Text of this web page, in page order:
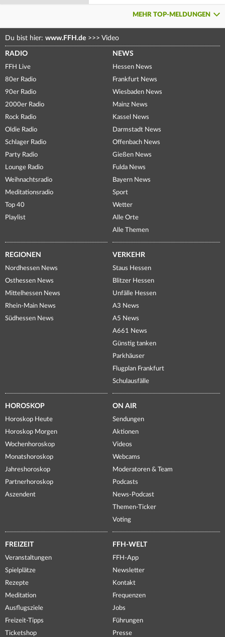
MEHR TOP-MELDUNGEN
Du bist hier: www.FFH.de >>> Video
RADIO
FFH Live
80er Radio
90er Radio
2000er Radio
Rock Radio
Oldie Radio
Schlager Radio
Party Radio
Lounge Radio
Weihnachtsradio
Meditationsradio
Top 40
Playlist
NEWS
Hessen News
Frankfurt News
Wiesbaden News
Mainz News
Kassel News
Darmstadt News
Offenbach News
Gießen News
Fulda News
Bayern News
Sport
Wetter
Alle Orte
Alle Themen
REGIONEN
Nordhessen News
Osthessen News
Mittelhessen News
Rhein-Main News
Südhessen News
VERKEHR
Staus Hessen
Blitzer Hessen
Unfälle Hessen
A3 News
A5 News
A661 News
Günstig tanken
Parkhäuser
Flugplan Frankfurt
Schulausfälle
HOROSKOP
Horoskop Heute
Horoskop Morgen
Wochenhoroskop
Monatshoroskop
Jahreshoroskop
Partnerhoroskop
Aszendent
ON AIR
Sendungen
Aktionen
Videos
Webcams
Moderatoren & Team
Podcasts
News-Podcast
Themen-Ticker
Voting
FREIZEIT
Veranstaltungen
Spielplätze
Rezepte
Meditation
Ausflugsziele
Freizeit-Tipps
Ticketshop
FFH-WELT
FFH-App
Newsletter
Kontakt
Frequenzen
Jobs
Führungen
Presse